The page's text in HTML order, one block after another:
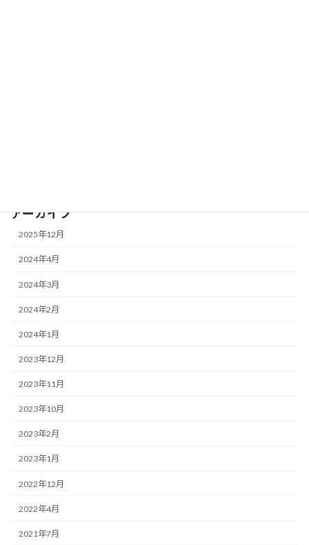
アーカイブ
2025年12月
2024年4月
2024年3月
2024年2月
2024年1月
2023年12月
2023年11月
2023年10月
2023年2月
2023年1月
2022年12月
2022年4月
2021年7月